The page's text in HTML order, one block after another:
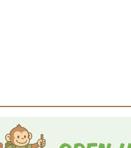
高師大附中-「探索生涯：高三